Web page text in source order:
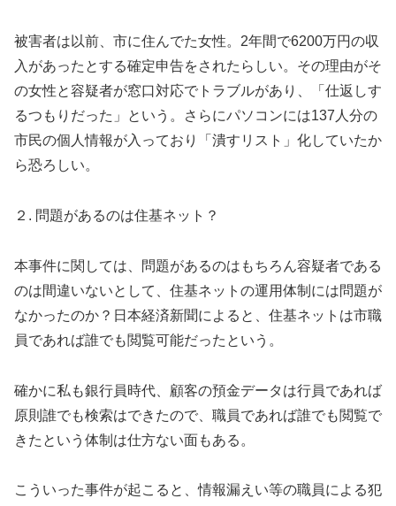
被害者は以前、市に住んでた女性。2年間で6200万円の収
入があったとする確定申告をされたらしい。その理由がそ
の女性と容疑者が窓口対応でトラブルがあり、「仕返しす
るつもりだった」という。さらにパソコンには137人分の
市民の個人情報が入っており「潰すリスト」化していたか
ら恐ろしい。
２. 問題があるのは住基ネット？
本事件に関しては、問題があるのはもちろん容疑者である
のは間違いないとして、住基ネットの運用体制には問題が
なかったのか？日本経済新聞によると、住基ネットは市職
員であれば誰でも閲覧可能だったという。
確かに私も銀行員時代、顧客の預金データは行員であれば
原則誰でも検索はできたので、職員であれば誰でも閲覧で
きたという体制は仕方ない面もある。
こういった事件が起こると、情報漏えい等の職員による犯